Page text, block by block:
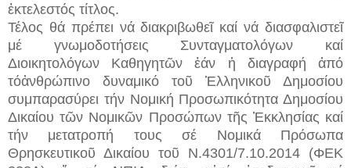
ἐκτελεστός τίτλος.
Τέλος θά πρέπει νά διακριβωθεῖ καί νά διασφαλιστεῖ
μέ γνωμοδοτήσεις Συνταγματολόγων καί
Διοικητολόγων Καθηγητῶν ἐάν ἡ διαγραφή ἀπό
τόἀνθρώπινο δυναμικό τοῦ Ἑλληνικοῦ Δημοσίου
συμπαρασύρει τήν Νομική Προσωπικότητα Δημοσίου
Δικαίου τῶν Νομικῶν Προσώπων τῆς Ἐκκλησίας καί
τήν μετατροπή τους σέ Νομικά Πρόσωπα
Θρησκευτικοῦ Δικαίου τοῦ Ν.4301/7.10.2014 (ΦΕΚ